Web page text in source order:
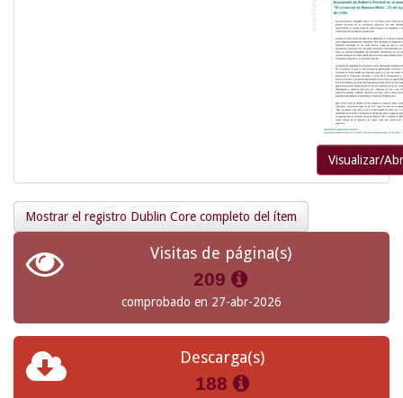
Visualizar/
Mostrar el registro Dublin Core completo del ítem
Visitas de página(s)
209
comprobado en 27-abr-2026
Descarga(s)
188